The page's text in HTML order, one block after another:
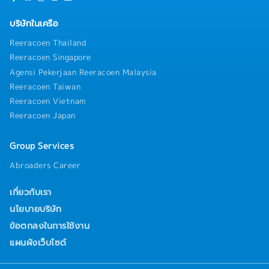
DockerInfrastructure: GCPTeam structure: 6 people
บริษัทในเครือ
Reeracoen Thailand
Reeracoen Singapore
Agensi Pekerjaan Reeracoen Malaysia
Reeracoen Taiwan
Reeracoen Vietnam
Reeracoen Japan
Group Services
Abroaders Career
เกี่ยวกับเรา
นโยบายบริษัท
ข้อตกลงในการใช้งาน
แผนผังเว็บไซต์